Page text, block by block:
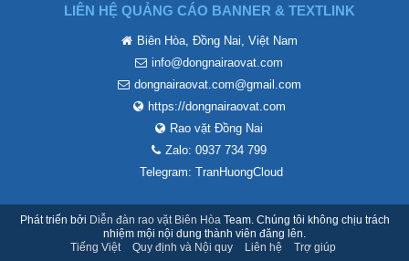
LIÊN HỆ QUẢNG CÁO BANNER & TEXTLINK
Biên Hòa, Đồng Nai, Việt Nam
info@dongnairaovat.com
dongnairaovat.com@gmail.com
https://dongnairaovat.com
Rao vặt Đồng Nai
Zalo: 0937 734 799
Telegram: TranHuongCloud
Phát triển bởi Diễn đàn rao vặt Biên Hòa Team. Chúng tôi không chịu trách
nhiệm mội nội dung thành viên đăng lên.
Tiếng Việt
Quy định và Nội quy Liên hệ Trợ giúp